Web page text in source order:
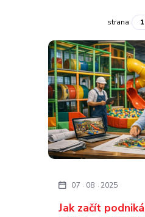
strana
Jak začít
07 08 2025